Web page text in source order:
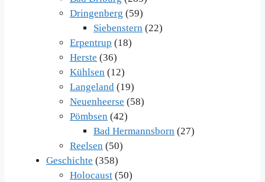
Dringenberg (59)
Siebenstern (22)
Erpentrup (18)
Herste (36)
Kühlsen (12)
Langeland (19)
Neuenheerse (58)
Pömbsen (42)
Bad Hermannsborn (27)
Reelsen (50)
Geschichte (358)
Holocaust (50)